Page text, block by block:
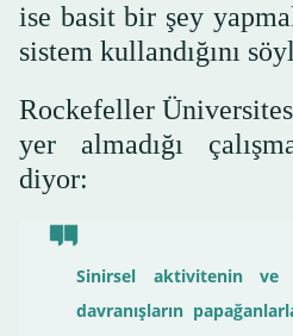
ise basit bir şey
sistem kullandığını
Rockefeller
yer almadığı
diyor:
Sinirsel aktivitenin ve
davranışların